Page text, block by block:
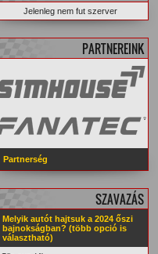
Jelenleg nem fut szerver
PARTNEREINK
Partnerség
SZAVAZÁS
Melyik autót hajtsuk a 2024 őszi
bajnokságban? (több opció is
választható)